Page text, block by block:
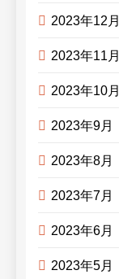
2023年12月
2023年11月
2023年10月
2023年9月
2023年8月
2023年7月
2023年6月
2023年5月